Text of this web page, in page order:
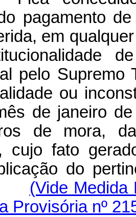
pagamento
em
pelo Supremo
ou
de janeiro
de mora,
cujo fato
do
(Vide Medida
Provisória nº